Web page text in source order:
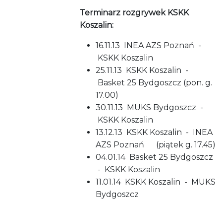
Terminarz rozgrywek KSKK
Koszalin:
16.11.13 INEA AZS Poznań -
KSKK Koszalin
25.11.13 KSKK Koszalin -
Basket 25 Bydgoszcz (pon. g.
17.00)
30.11.13 MUKS Bydgoszcz -
KSKK Koszalin
13.12.13 KSKK Koszalin - INEA
AZS Poznań (piątek g. 17.45)
04.01.14 Basket 25 Bydgoszcz
- KSKK Koszalin
11.01.14 KSKK Koszalin - MUKS
Bydgoszcz